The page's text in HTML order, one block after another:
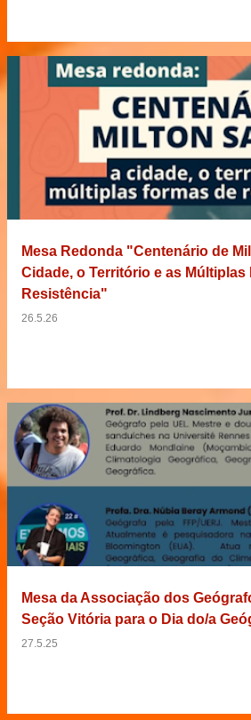
Mesa Redonda "Centenário de
Cidade, o Território e as Múltiplas
Resistência"
26.5.26
Mesa da Associação dos
Seção Vitória para o Dia do/a
27.5.25